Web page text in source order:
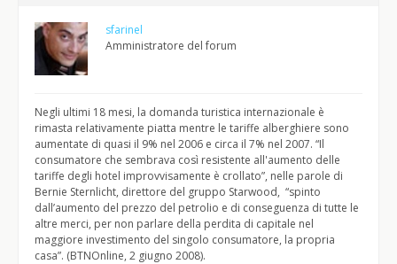
sfarinel
Amministratore del forum
Negli ultimi 18 mesi, la domanda turistica internazionale è
rimasta relativamente piatta mentre le tariffe alberghiere sono
aumentate di quasi il 9% nel 2006 e circa il 7% nel 2007. “Il
consumatore che sembrava così resistente all'aumento delle
tariffe degli hotel improvvisamente è crollato”, nelle parole di
Bernie Sternlicht, direttore del gruppo Starwood, “spinto
dall’aumento del prezzo del petrolio e di conseguenza di tutte le
altre merci, per non parlare della perdita di capitale nel
maggiore investimento del singolo consumatore, la propria
casa”. (BTNOnline, 2 giugno 2008).